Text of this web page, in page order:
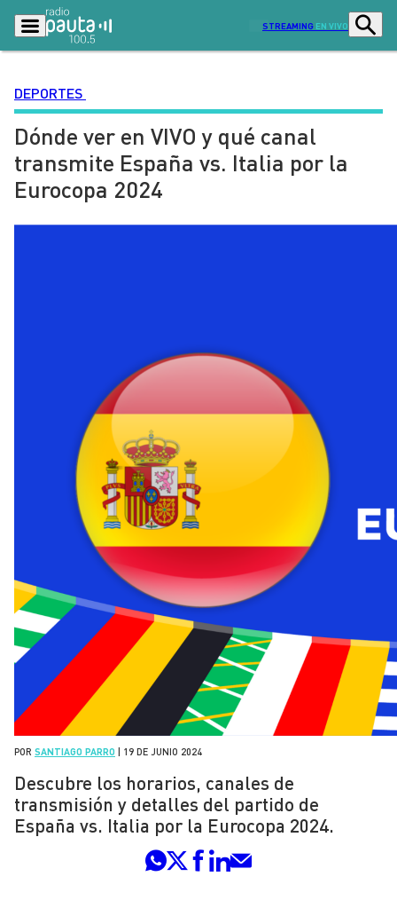
STREAMING EN VIVO
Podcasts Programas
Lo Último Actualidad
Ciudad
Contenido Patrocinado
DEPORTES
Dónde ver en VIVO y qué canal
transmite España vs. Italia por la
Eurocopa 2024
POR SANTIAGO PARRO 19 DE JUNIO 2024
Descubre los horarios, canales de
transmisión y detalles del partido de
España vs. Italia por la Eurocopa 2024.